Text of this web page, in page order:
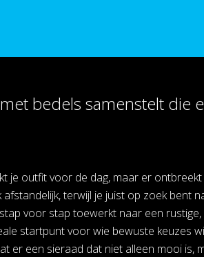
bedels samenstelt die
je outfit voor de dag, maar er
terwijl je juist op zoek bent
voor stap toewerkt naar een
startpunt voor wie bewuste keuzes
er een sieraad dat niet alleen mooi is,